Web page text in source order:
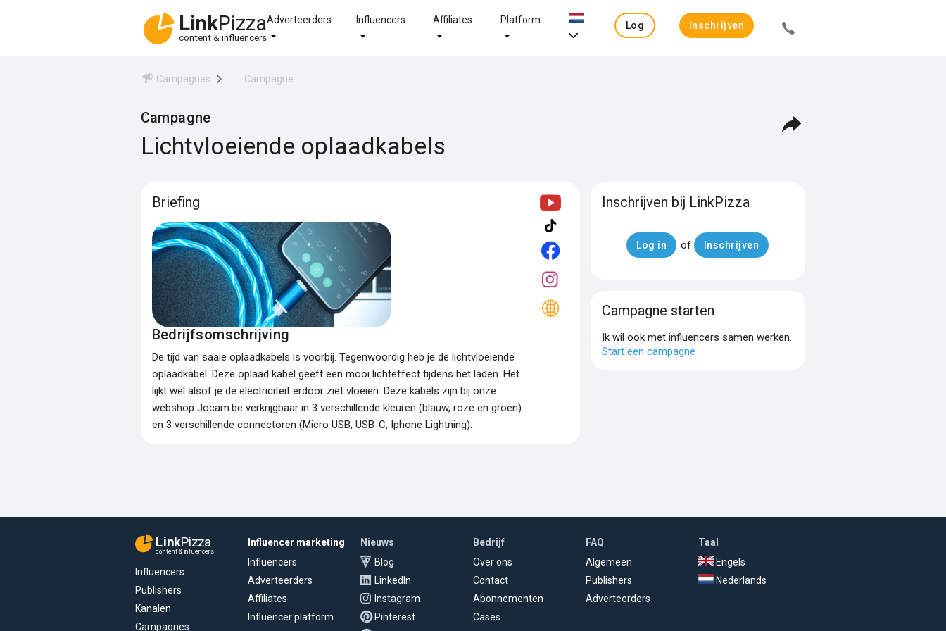
LinkPizza
content & influencers
Adverteerders Influencers Affiliates Platform
Log
Inschrijven
Campagnes Campagne
Campagne
Lichtvloeiende oplaadkabels
Briefing
Bedrijfsomschrijving
De tijd van saaie oplaadkabels is voorbij. Tegenwoordig heb je de lichtvloeiende
oplaadkabel. Deze oplaad kabel geeft een mooi lichteffect tijdens het laden. Het
lijkt wel alsof je de electriciteit erdoor ziet vloeien. Deze kabels zijn bij onze
webshop Jocam.be verkrijgbaar in 3 verschillende kleuren (blauw, roze en groen)
en 3 verschillende connectoren (Micro USB, USB-C, Iphone Lightning).
Inschrijven bij LinkPizza
Log in of Inschrijven
Campagne starten
Ik wil ook met influencers samen werken.
Start een campagne
LinkPizza
content & influencers
Influencers
Publishers
Kanalen
Campagnes
Influencer marketing
Influencers
Adverteerders
Affiliates
Influencer platform
Nieuws
Blog
LinkedIn
Instagram
Pinterest
Bedrijf
Over ons
Contact
Abonnementen
Cases
FAQ
Algemeen
Publishers
Adverteerders
Taal
Engels
Nederlands